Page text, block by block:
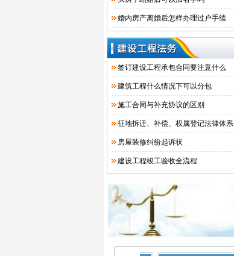
婚内房产离婚后怎样办理过户手续
签订建设工程承包合同要注意什么
建筑工程什么情况下可以分包
施工合同与补充协议的区别
征地拆迁、补偿、权属登记法律体系
房屋装修纠纷起诉状
​建设工程竣工验收全流程